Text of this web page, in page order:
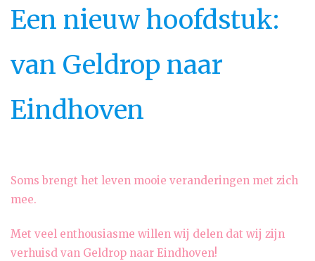
Een nieuw hoofdstuk:
van Geldrop naar
Eindhoven
Soms brengt het leven mooie veranderingen met zich
mee.
Met veel enthousiasme willen wij delen dat wij zijn
verhuisd van Geldrop naar Eindhoven!